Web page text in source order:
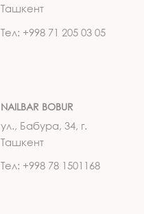
Ташкент
Тел: +998 71 205 03 05
NAILBAR BOBUR
ул., Бабура, 34, г.
Ташкент
Тел: +998 78 1501168